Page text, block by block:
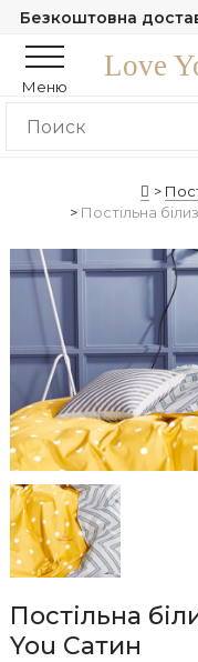
Безкоштовна
Меню
Love
Постільна
Постільна
You Сатин